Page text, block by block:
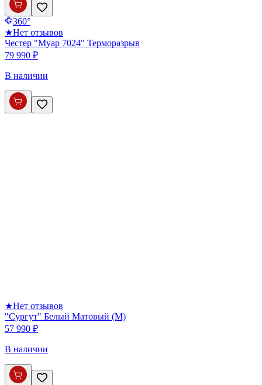
360°
★Нет отзывов
Честер "Муар 7024" Терморазрыв
79 990 ₽
В наличии
★Нет отзывов
"Сургут" Белый Матовый (М)
57 990 ₽
В наличии